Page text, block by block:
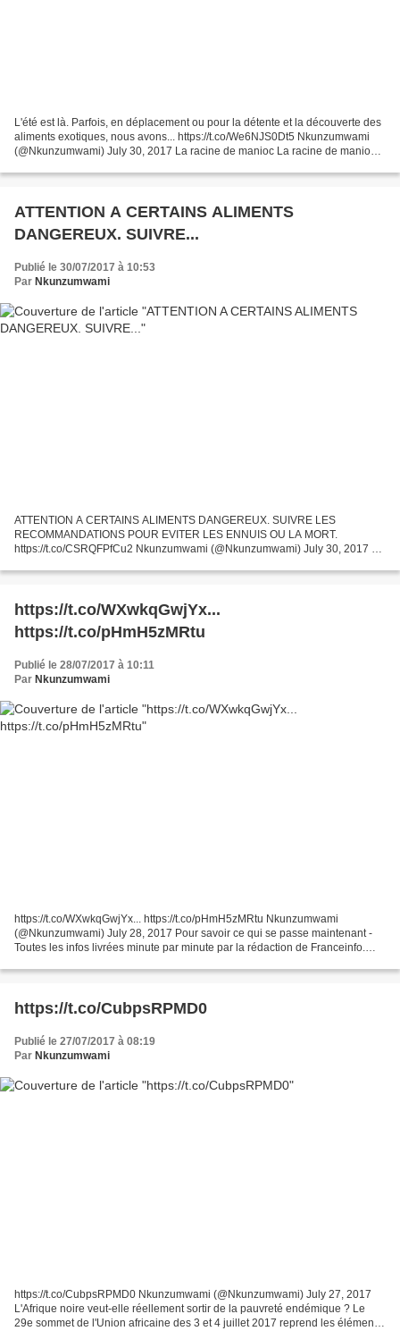
L'été est là. Parfois, en déplacement ou pour la détente et la découverte des
aliments exotiques, nous avons... https://t.co/We6NJS0Dt5 Nkunzumwami
(@Nkunzumwami) July 30, 2017 La racine de manioc La racine de manioc
ATTENTION A CERTAINS ALIMENTS
DANGEREUX. SUIVRE...
Publié le 30/07/2017 à 10:53
Par Nkunzumwami
ATTENTION A CERTAINS ALIMENTS DANGEREUX. SUIVRE LES
RECOMMANDATIONS POUR EVITER LES ENNUIS OU LA MORT.
https://t.co/CSRQFPfCu2 Nkunzumwami (@Nkunzumwami) July 30, 2017 La
cyanogéniques...
https://t.co/WXwkqGwjYx...
https://t.co/pHmH5zMRtu
Publié le 28/07/2017 à 10:11
Par Nkunzumwami
https://t.co/WXwkqGwjYx... https://t.co/pHmH5zMRtu Nkunzumwami
(@Nkunzumwami) July 28, 2017 Pour savoir ce qui se passe maintenant -
Toutes les infos livrées minute par minute par la rédaction de Franceinfo.
https://t.co/CubpsRPMD0
Publié le 27/07/2017 à 08:19
Par Nkunzumwami
https://t.co/CubpsRPMD0 Nkunzumwami (@Nkunzumwami) July 27, 2017
L'Afrique noire veut-elle réellement sortir de la pauvreté endémique ? Le
29e sommet de l'Union africaine des 3 et 4 juillet 2017 reprend les éléments